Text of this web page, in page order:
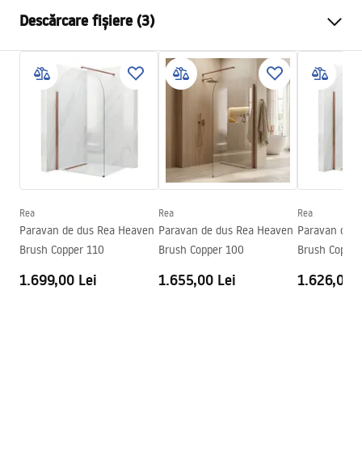
Material
Tip baterie
Termostatată
Metodă de montaj
Suprafaţă
Înălțime min.
845
mm
1205mm
Da, fixă
Reglare a presiunii
Sistem Anti-Calc
Da
Distanța dintre racorduri
150mm
Descărcare fișiere (3)
Informații de siguranță
Safety_Information_Shower_set.pdf
Condiții de garanție
Warranty_Terms_and_Conditions_Faucets_-_5.pdf
Instrucțiuni de asamblare
Rea
Paravan de dus Rea Heaven
Brush Copper 110
1.699,00 Lei
Rea
Paravan de dus Rea Heaven
Brush Copper 100
1.655,00 Lei
Rea
Paravan de
Brush
1.626,00